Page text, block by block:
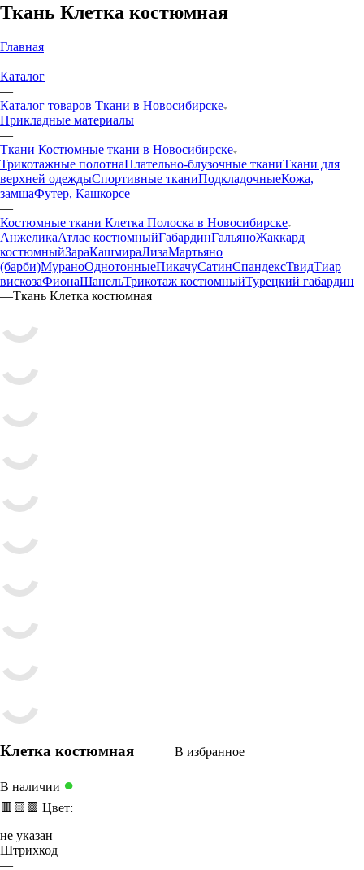
Ткань Клетка костюмная
Главная
—
Каталог
—
Каталог товаров Ткани в Новосибирске
Прикладные материалы
—
Ткани Костюмные ткани в Новосибирске
Трикотажные полотнаПлательно-блузочные тканиТкани для
верхней одеждыСпортивные тканиПодкладочныеКожа,
замшаФутер, Кашкорсе
—
Костюмные ткани Клетка Полоска в Новосибирске
АнжеликаАтлас костюмныйГабардинГальяноЖаккард
костюмныйЗараКашмираЛизаМартьяно
(барби)МураноОднотонныеПикачуСатинСпандексТвидТиар
вискозаФионаШанельТрикотаж костюмныйТурецкий габардин
—Ткань Клетка костюмная
Клетка костюмная В избранное
В наличии ●
🟥 🟨 🟩 Цвет:
не указан
Штрихкод
—